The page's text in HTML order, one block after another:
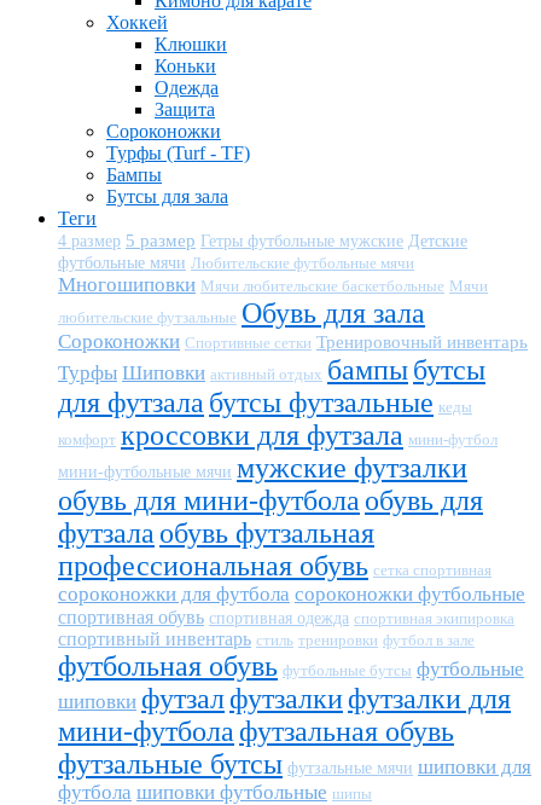
Хоккей
Клюшки
Коньки
Одежда
Защита
Сороконожки
Турфы (Turf - TF)
Бампы
Бутсы для зала
Теги
4 размер 5 размер Гетры футбольные мужские Детские
футбольные мячи Любительские футбольные мячи
Многошиповки Мячи любительские баскетбольные Мячи
любительские футзальные Обувь для зала
Сороконожки Спортивные сетки Тренировочный инвентарь
Турфы Шиповки активный отдых бампыбутсы
для футзала бутсы футзальные кеды
комфорт кроссовки для футзала мини-футбол
мини-футбольные мячи мужские футзалки
обувь для мини-футбола обувь для
футзала обувь футзальная
профессиональная обувь сетка спортивная
сороконожки для футбола сороконожки футбольные
спортивная обувь спортивная одежда спортивная экипировка
спортивный инвентарь стиль тренировки футбол в зале
футбольная обувь футбольные бутсы футбольные
шиповки футзалфутзалкифутзалки для
мини-футбола футзальная обувь
футзальные бутсы футзальные мячи шиповки для
футбола шиповки футбольные шипы